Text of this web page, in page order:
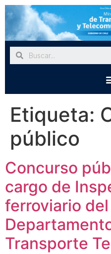
Etiqueta:
público
Concurso
cargo de
ferroviario del
Transporte